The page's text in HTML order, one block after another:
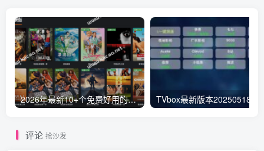
2026年最新10+个免费好用的视频电影网站-免VIP一网打尽，持续更新
评论 抢沙发